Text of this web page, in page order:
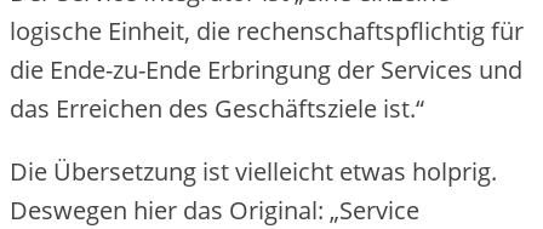
logische Einheit, die rechenschaftspflichtig für
die Ende-zu-Ende Erbringung der Services und
das Erreichen des Geschäftsziele ist.“
Die Übersetzung ist vielleicht etwas holprig.
Deswegen hier das Original: „Service